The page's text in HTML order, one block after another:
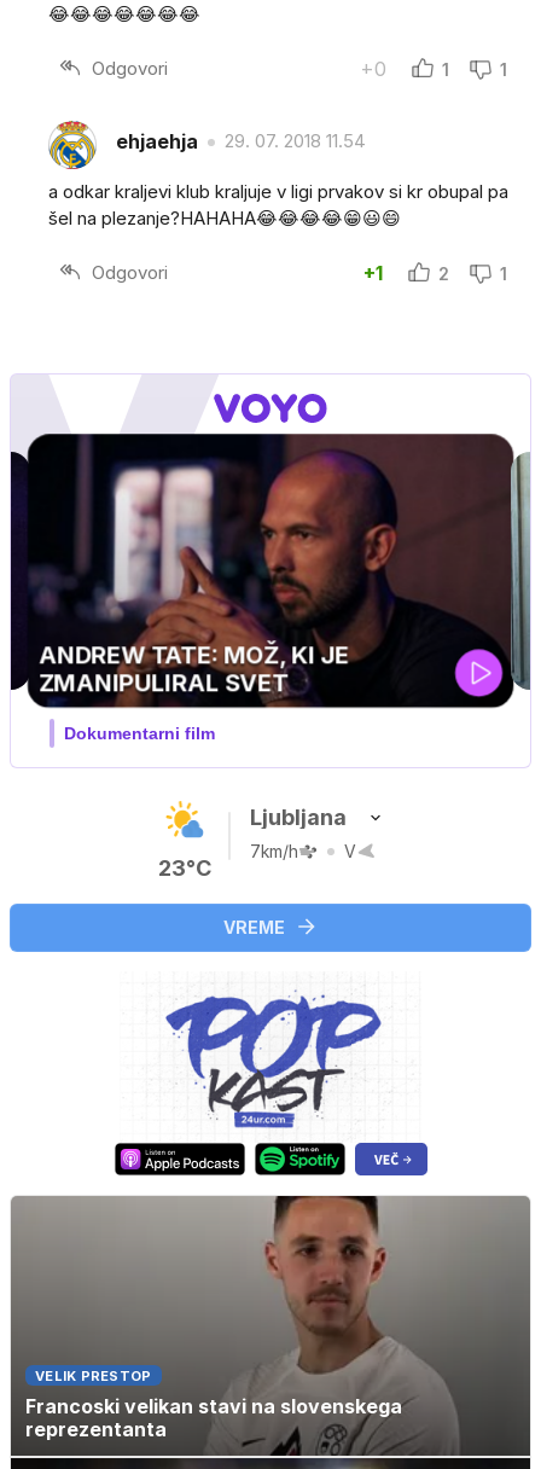
😂😂😂😂😂😂😂
Odgovori +0 1 1
ehjaehja 29. 07. 2018 11.54
a odkar kraljevi klub kraljuje v ligi prvakov si kr obupal pa
šel na plezanje?HAHAHA😂😂😂😂😁😃😄
Odgovori +1 2 1
23°C
Ljubljana
7km/h V
VREME
VELIK PRESTOP
Francoski velikan stavi na slovenskega
reprezentanta